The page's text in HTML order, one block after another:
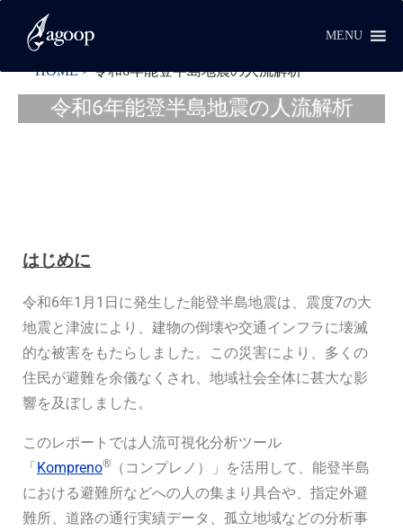
MENU
HOME>令和6年能登半島地震の人流解析
令和6年能登半島地震の人流解析
はじめに
令和6年1月1日に発生した能登半島地震は、震度7の大
地震と津波により、建物の倒壊や交通インフラに壊滅
的な被害をもたらしました。この災害により、多くの
住民が避難を余儀なくされ、地域社会全体に甚大な影
響を及ぼしました。
このレポートでは 人流可視化分析ツール
「Kompreno® （コンプレノ）」を活用して 、能登半島
における避難所などへの人の集まり具合や、指定外避
難所、道路の通行実績データ、孤立地域などの分析事